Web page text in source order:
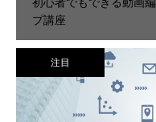
初心者でもできる動画
プ講座
注目